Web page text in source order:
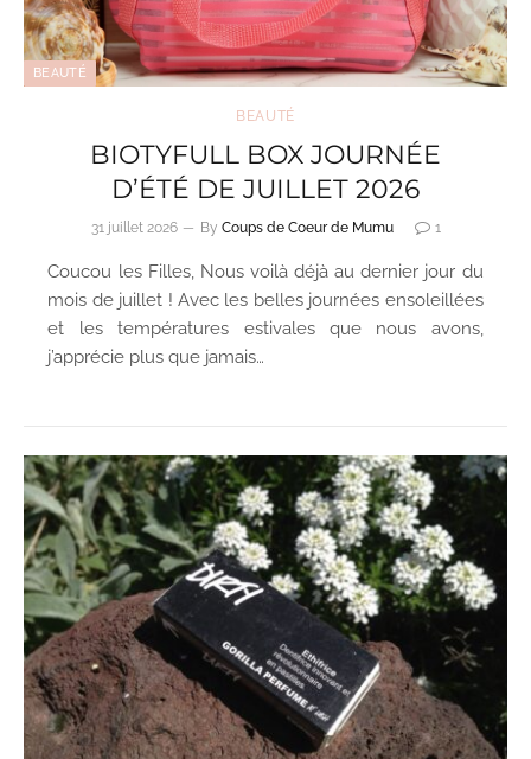
BEAUTÉ
BEAUTÉ
BIOTYFULL BOX JOURNÉE
D’ÉTÉ DE JUILLET 2026
31 juillet 2026 By Coups de Coeur de Mumu 1
Coucou les Filles, Nous voilà déjà au dernier jour du
mois de juillet ! Avec les belles journées ensoleillées
et les températures estivales que nous avons,
j’apprécie plus que jamais…